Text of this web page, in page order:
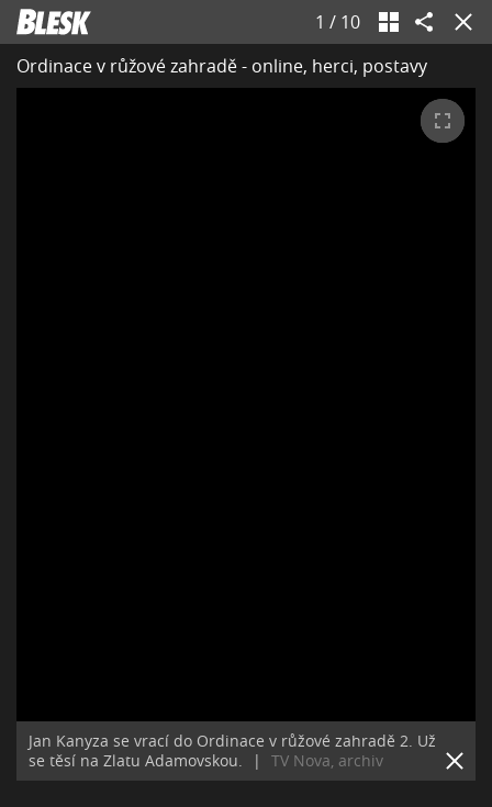
1 / 10
Ordinace v růžové zahradě - online, herci, postavy
Jan Kanyza se vrací do Ordinace v růžové zahradě 2. Už
se těsí na Zlatu Adamovskou.
| TV Nova, archiv